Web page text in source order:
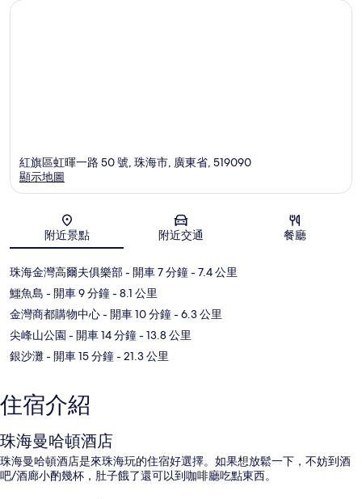
地圖
紅旗區虹暉一路 50 號, 珠海市, 廣東省, 519090
顯示地圖
附近景點 附近交通 餐廳
珠海金灣高爾夫俱樂部- 開車 7 分鐘- 7.4 公里
鱷魚島 - 開車 9 分鐘- 8.1 公里
金灣商都購物中心- 開車 10 分鐘- 6.3 公里
尖峰山公園 - 開車 14 分鐘- 13.8 公里
銀沙灘- 開車 15 分鐘- 21.3 公里
住宿介紹
珠海曼哈頓酒店
珠海曼哈頓酒店是來珠海玩的住宿好選擇。如果想放鬆一下，不妨到酒
吧/酒廊小酌幾杯，肚子餓了還可以到咖啡廳吃點東西。